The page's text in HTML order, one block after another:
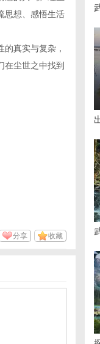
思想、感悟生活
真实与复杂，
尘世之中找到
收藏
分享